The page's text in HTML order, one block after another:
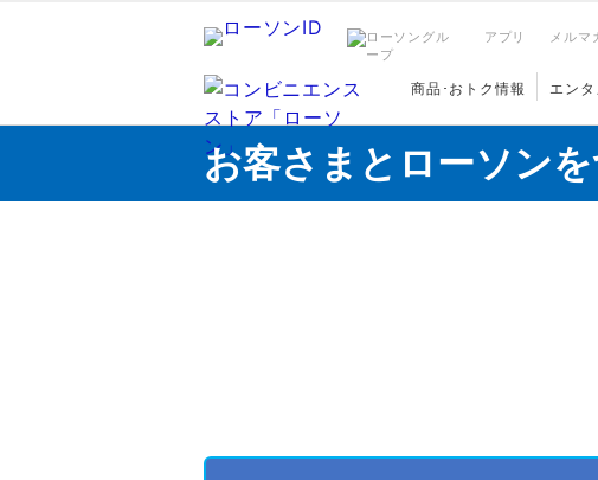
アプリ メルマ
商品･おトク情報 エン
お客さまとローソン